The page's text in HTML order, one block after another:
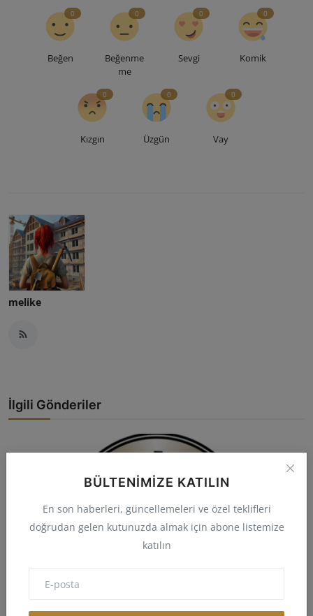
BÜLTENIMIZE KATILIN
En son haberleri, güncellemeleri ve özel teklifleri
doğrudan gelen kutunuzda almak için abone listemize
katılın
Beğen
0
Beğenme
me
0
Sevgi
0
Komik
0
Kızgın
0
Üzgün
0
Vay
0
melike
İlgili Gönderiler